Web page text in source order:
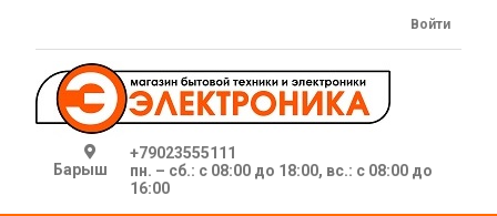
Барыш
+79023555111
пн. – сб.: с 08:00 до 18:00, вс.: с 08:00 до
16:00
Войти